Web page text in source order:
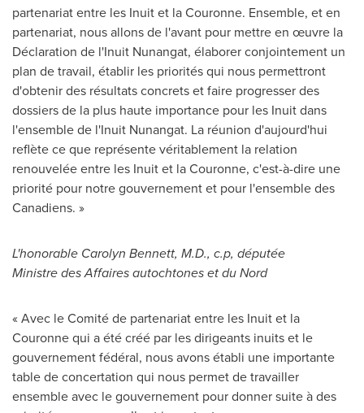
partenariat entre les Inuit et la Couronne. Ensemble, et en
partenariat, nous allons de l'avant pour mettre en œuvre la
Déclaration de l'Inuit Nunangat, élaborer conjointement un
plan de travail, établir les priorités qui nous permettront
d'obtenir des résultats concrets et faire progresser des
dossiers de la plus haute importance pour les Inuit dans
l'ensemble de l'Inuit Nunangat. La réunion d'aujourd'hui
reflète ce que représente véritablement la relation
renouvelée entre les Inuit et la Couronne, c'est-à-dire une
priorité pour notre gouvernement et pour l'ensemble des
Canadiens. »
L'honorable Carolyn Bennett, M.D., c.p, députée
Ministre des Affaires autochtones et du Nord
« Avec le Comité de partenariat entre les Inuit et la
Couronne qui a été créé par les dirigeants inuits et le
gouvernement fédéral, nous avons établi une importante
table de concertation qui nous permet de travailler
ensemble avec le gouvernement pour donner suite à des